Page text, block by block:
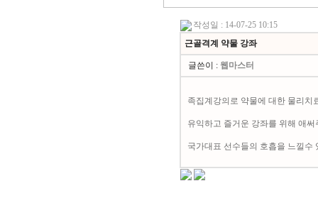
작성일 : 14-07-25 10:15
근골격계 약물 강좌
글쓴이 : 웹마스터
족집계강의로 약물에 대한 물리치
유익하고 즐거운 강좌를 위해 애
국가대표 선수들의 호흡을 느낄수